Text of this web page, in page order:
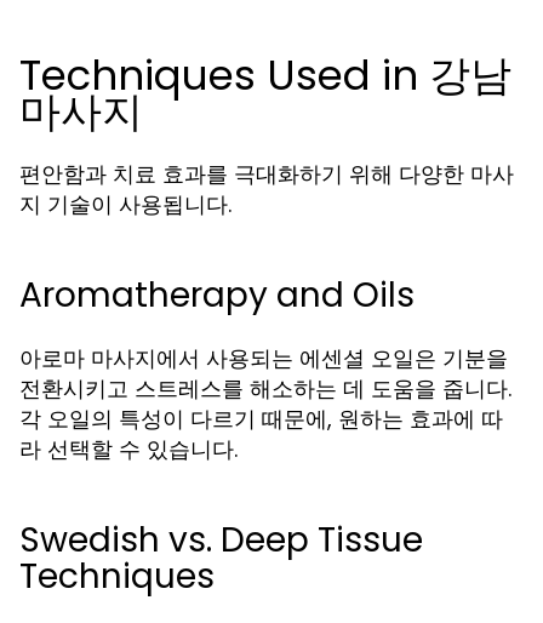
Techniques Used in 강남
마사지
편안함과 치료 효과를 극대화하기 위해 다양한 마사
지 기술이 사용됩니다.
Aromatherapy and Oils
아로마 마사지에서 사용되는 에센셜 오일은 기분을
전환시키고 스트레스를 해소하는 데 도움을 줍니다.
각 오일의 특성이 다르기 때문에, 원하는 효과에 따
라 선택할 수 있습니다.
Swedish vs. Deep Tissue
Techniques